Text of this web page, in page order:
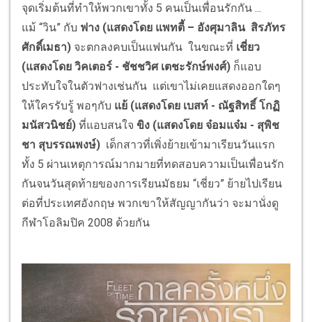
จุดเริ่มต้นที่ทำให้พวกเขาทั้ง 5 คนเป็นเพื่อนรักกัน ...
แม้ “วิน” กับ ฟาง (แสดงโดย แพทตี้ – อังศุมาลิน สิรภัทร
ศักดิ์เมธา) จะตกลงคบเป็นแฟนกัน ในขณะที่ เชี่ยว
(แสดงโดย วิคเตอร์ - ชัชชวิศ เตชะรักษ์พงศ์) ก็แอบ
ประทับใจในตัวฟางเช่นกัน แต่เขาไม่เคยแสดงออกใดๆ
ให้ใครรับรู้ พอๆกับ แย้ (แสดงโดย เบสท์ - ณัฐสิทธิ์ โกฏิ
มนัสวนิชย์) ที่แอบสนใจ ขิง (แสดงโดย จ๋อมแจ๋ม - สุพิช
ชา สุบรรณพงษ์) เด็กสาวที่เพิ่งย้ายเข้ามาเรียนวันแรก
ทั้ง 5 ผ่านเหตุการณ์มากมายที่ทดสอบความเป็นเพื่อนรัก
กันจนวันสุดท้ายของการเรียนมัธยม “เชี่ยว” ย้ายไปเรียน
ต่อที่ประเทศอังกฤษ พวกเขาให้สัญญากันว่า จะมานั่งดู
กีฬาโอลิมปิค 2008 ด้วยกัน